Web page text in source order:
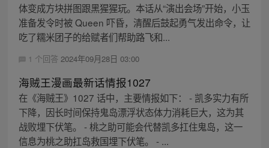
体变成方块拼图跟黑猩猩玩。本话从“演出会场”开始，小玉
准备发令时被 Queen 吓昏，清醒后鼓起勇气发出命令，让
吃了糯米团子的给赋者们帮助路飞和...
1 个回答 2024年09月28日 03:00
海贼王漫画最新话情报1027
在《海贼王》1027 话中，主要情报如下： - 凯多实力有所
下降，因长时间保持鬼岛漂浮状态体力消耗巨大，这为其
战败埋下伏笔。 - 桃之助可能会代替凯多扛住鬼岛，这一
信息为桃之助扛岛救国埋下伏笔。 - ...